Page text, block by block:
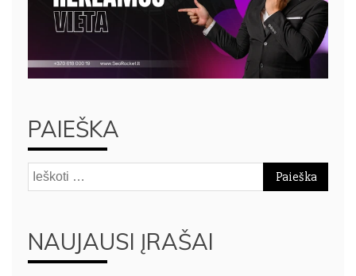
PAIEŠKA
Ieškoti:
NAUJAUSI ĮRAŠAI